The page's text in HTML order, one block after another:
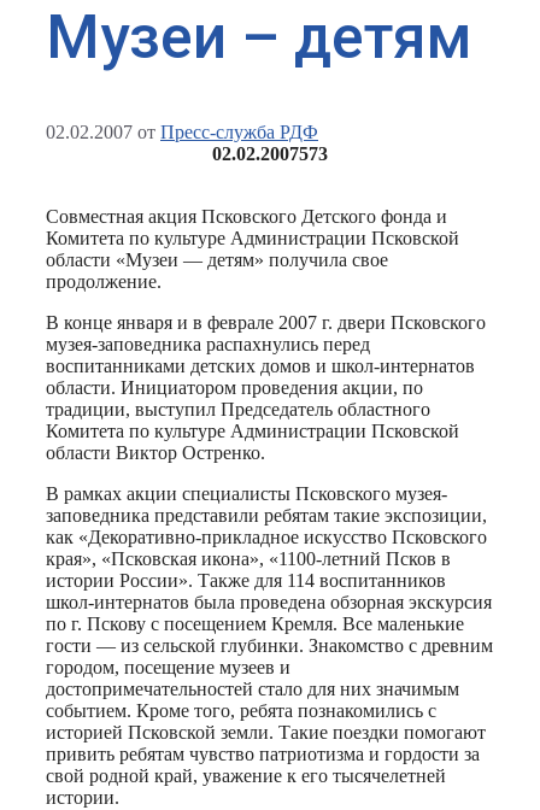
Музеи – детям
02.02.2007 от Пресс-служба РДФ
02.02.2007573
Совместная акция Псковского Детского фонда и
Комитета по культуре Администрации Псковской
области «Музеи — детям» получила свое
продолжение.
В конце января и в феврале 2007 г. двери Псковского
музея-заповедника распахнулись перед
воспитанниками детских домов и школ-интернатов
области. Инициатором проведения акции, по
традиции, выступил Председатель областного
Комитета по культуре Администрации Псковской
области Виктор Остренко.
В рамках акции специалисты Псковского музея-
заповедника представили ребятам такие экспозиции,
как «Декоративно-прикладное искусство Псковского
края», «Псковская икона», «1100-летний Псков в
истории России». Также для 114 воспитанников
школ-интернатов была проведена обзорная экскурсия
по г. Пскову с посещением Кремля. Все маленькие
гости — из сельской глубинки. Знакомство с древним
городом, посещение музеев и
достопримечательностей стало для них значимым
событием. Кроме того, ребята познакомились с
историей Псковской земли. Такие поездки помогают
привить ребятам чувство патриотизма и гордости за
свой родной край, уважение к его тысячелетней
истории.